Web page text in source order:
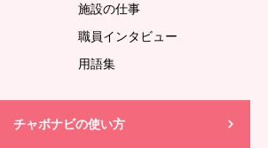
施設の仕事
職員インタビュー
用語集
チャボナビの使い方